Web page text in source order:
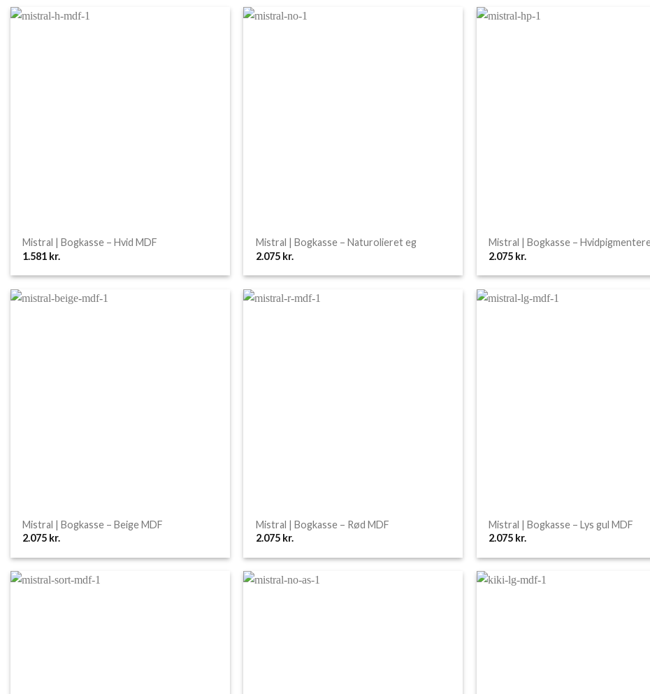
Mistral | Bogkasse – Hvid MDF
1.581 kr.
Mistral | Bogkasse – Naturolieret eg
2.075 kr.
Mistral | Bogkasse –
2.075 kr.
Mistral | Bogkasse – Beige MDF
2.075 kr.
Mistral | Bogkasse – Rød MDF
2.075 kr.
Mistral | Bogkasse – Lys gul MDF
2.075 kr.